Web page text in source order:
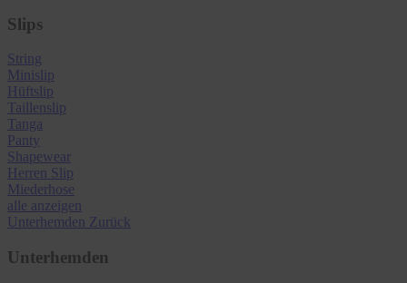
Slips
String
Minislip
Hüftslip
Taillenslip
Tanga
Panty
Shapewear
Herren Slip
Miederhose
alle anzeigen
Unterhemden Zurück
Unterhemden